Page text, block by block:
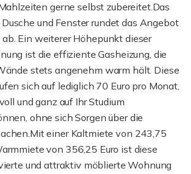
gerne selbst zubereitet.Das
und Fenster rundet das Angebot
Ein weiterer Höhepunkt dieser
ist die effiziente Gasheizung, die
stets angenehm warm hält. Diese
sich auf lediglich 70 Euro pro Monat,
und ganz auf Ihr Studium
ohne sich Sorgen über die
einer Kaltmiete von 243,75
von 356,25 Euro ist diese
und attraktiv möblierte Wohnung